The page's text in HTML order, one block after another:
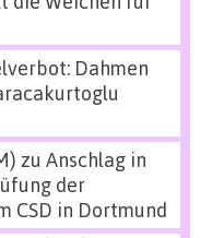
Dahmen
zu Anschlag in
der
CSD in Dortmund